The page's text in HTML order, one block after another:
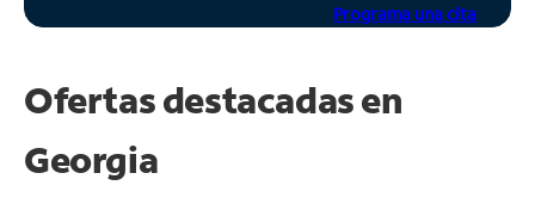
Programa una cita
Ofertas destacadas en
Georgia